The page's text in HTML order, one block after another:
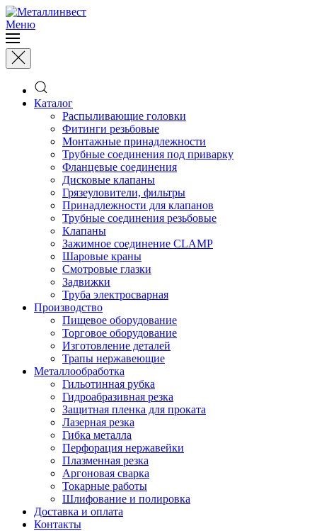
Меню
Каталог
Распыливающие головки
Фитинги резьбовые
Монтажные принадлежности
Трубные соединения под приварку
Фланцевые соединения
Дисковые клапаны
Грязеуловители, фильтры
Принадлежности для клапанов
Трубные соединения резьбовые
Клапаны
Зажимное соединение CLAMP
Шаровые краны
Смотровые глазки
Задвижки
Труба электросварная
Производство
Пищевое оборудование
Торговое оборудование
Изготовление деталей
Трапы нержавеющие
Металлообработка
Гильотинная рубка
Гидроабразивная резка
Защитная пленка для проката
Лазерная резка
Гибка металла
Перфорация нержавейки
Плазменная резка
Аргоновая сварка
Токарные работы
Шлифование и полировка
Доставка и оплата
Контакты